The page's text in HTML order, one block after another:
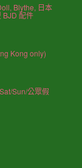
Blythe, 日本
BJD 配件
Kong only)
Sun/公眾假